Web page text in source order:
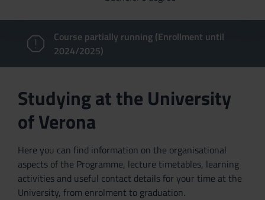
Course partially running (Enrollment until
2024/2025)
Studying at the University
of Verona
Here you can find information on the organisational
aspects of the Programme, lecture timetables, learning
activities and useful contact details for your time at the
University, from enrolment to graduation.